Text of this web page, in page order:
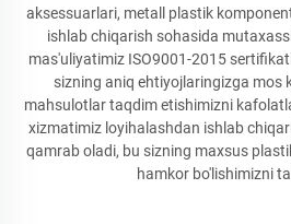
aksessuarlari, metall plastik
ishlab chiqarish sohasida
mas'uliyatimiz ISO9001-2015
sizning aniq ehtiyojlaringizga mos
mahsulotlar taqdim etishimizni
xizmatimiz loyihalashdan ishlab
qamrab oladi, bu sizning maxsus
hamkor bo'lishimizni